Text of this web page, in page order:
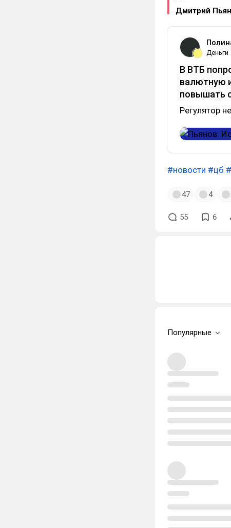
Дмитрий
Деньги
В ВТБ
валютную
повышать
Регулятор
#новости #цб
47 4
55 6
Популярные